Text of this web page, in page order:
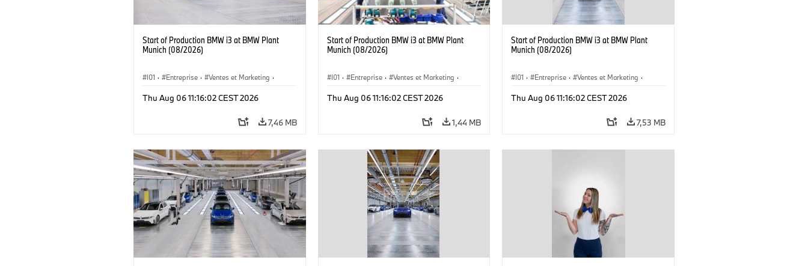
Start of Production BMW i3 at BMW Plant
Munich (08/2026)
I01 · Entreprise · Ventes et Marketing ·
Thu Aug 06 11:16:02 CEST 2026
7,46 MB
Start of Production BMW i3 at BMW Plant
Munich (08/2026)
I01 · Entreprise · Ventes et Marketing ·
Thu Aug 06 11:16:02 CEST 2026
1,44 MB
Start of Production BMW i3 at BMW Plant
Munich (08/2026)
I01 · Entreprise · Ventes et Marketing ·
Thu Aug 06 11:16:02 CEST 2026
7,53 MB